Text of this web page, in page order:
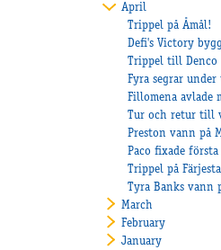
April
Trippel på Åmål!
Defi's Victory
Trippel till Denco
Fyra segrar
Fillomena avlade
Preston vann på
Paco fixade
Trippel på
Tyra Banks vann
March
February
January